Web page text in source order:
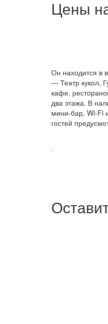
Цены
Он находится в
— Театр кукол,
кафе,
два этажа. В
мини-бар, Wi-Fi
гостей
.